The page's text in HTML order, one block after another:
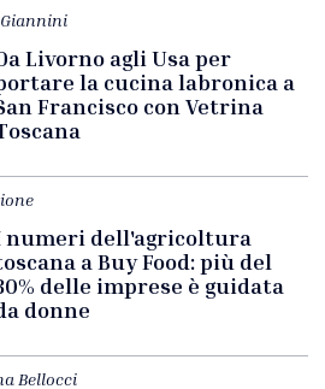
Livorno agli Usa per
la cucina labronica a
Francisco con Vetrina
numeri dell'agricoltura
a Buy Food: più del
delle imprese è guidata
donne
Bellocci